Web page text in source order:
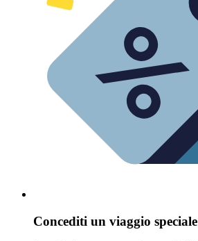
Concediti un viaggio speciale